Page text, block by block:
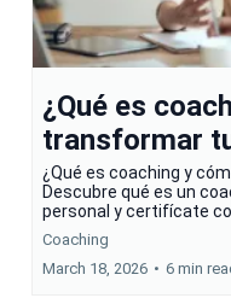
¿Qué es
transformar
¿Qué es coaching y
Descubre qué es un
personal y certifícate
Coaching
March 18, 2026 • 6 min